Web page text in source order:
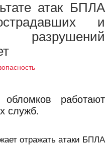
атак БПЛА
и
работают
служб.
отражать атаки БПЛА